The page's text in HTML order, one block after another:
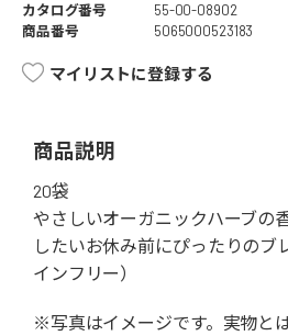
カタログ番号
55-00-08902
商品番号
5065000523183
マイリストに登録する
商品説明
20袋
やさしいオーガニックハーブの
したいお休み前にぴったりのブ
インフリー）
※写真はイメージです。実物と